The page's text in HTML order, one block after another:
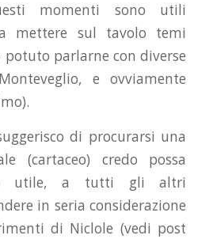
momenti sono utili
mettere sul tavolo temi
parlarne con diverse
e ovviamente
di procurarsi una
(cartaceo) credo possa
utile, a tutti gli altri
in seria considerazione
di Niclole (vedi post